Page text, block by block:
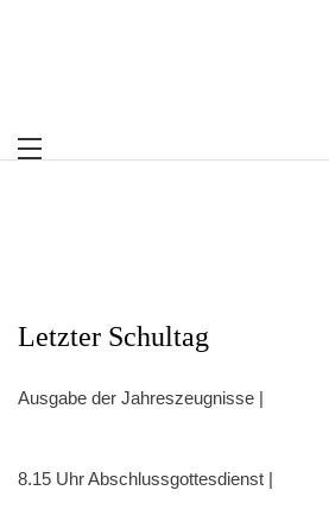
Letzter Schultag
Ausgabe der Jahreszeugnisse |
8.15 Uhr Abschlussgottesdienst |